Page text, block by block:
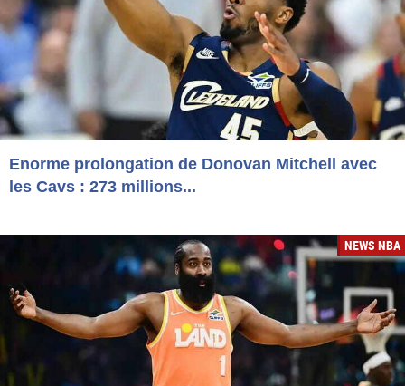
Enorme prolongation de Donovan Mitchell avec
les Cavs : 273 millions...
NEWS NBA